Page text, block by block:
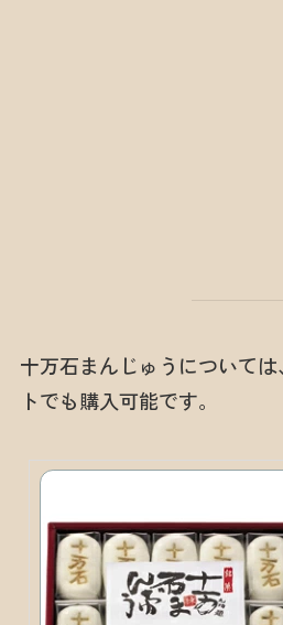
十万石まんじゅうについて
トでも購入可能です。